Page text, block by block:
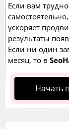
Если вам
ускоряет
результаты
Если ни один
месяц, то в
Начать